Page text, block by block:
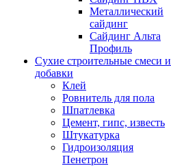
Металлический
сайдинг
Сайдинг Альта
Профиль
Сухие строительные смеси и
добавки
Клей
Ровнитель для пола
Шпатлевка
Цемент, гипс, известь
Штукатурка
Гидроизоляция
Пенетрон